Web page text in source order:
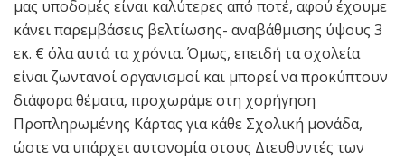
μας υποδομές είναι καλύτερες από ποτέ, αφού έχουμε
κάνει παρεμβάσεις βελτίωσης- αναβάθμισης ύψους 3
εκ. € όλα αυτά τα χρόνια. Όμως, επειδή τα σχολεία
είναι ζωντανοί οργανισμοί και μπορεί να προκύπτουν
διάφορα θέματα, προχωράμε στη χορήγηση
Προπληρωμένης Κάρτας για κάθε Σχολική μονάδα,
ώστε να υπάρχει αυτονομία στους Διευθυντές των